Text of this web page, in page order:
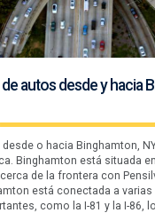
autos desde y hacia
desde o hacia Binghamton,
Binghamton está situada
de la frontera con
está conectada a
como la I-81 y la I-86,